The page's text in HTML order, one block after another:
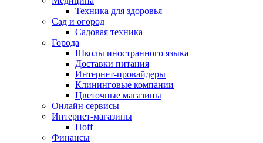
Техника для здоровья
Сад и огород
Садовая техника
Города
Школы иностранного языка
Доставки питания
Интернет-провайдеры
Клининговые компании
Цветочные магазины
Онлайн сервисы
Интернет-магазины
Hoff
Финансы